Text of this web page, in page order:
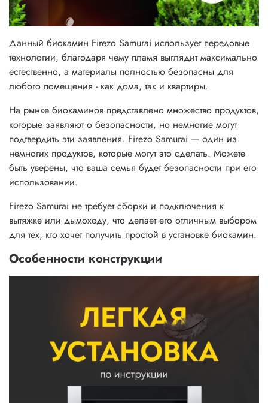
Данный биокамин Firezo Samurai использует передовые
технологии, благодаря чему пламя выглядит максимально
естественно, а материалы полностью безопасны для
любого помещения - как дома, так и квартиры.
На рынке биокаминов представлено множество продуктов,
которые заявляют о безопасности, но немногие могут
подтвердить эти заявления. Firezo Samurai — один из
немногих продуктов, которые могут это сделать. Можете
быть уверены, что ваша семья будет безопасности при его
использовании.
Firezo Samurai не требует сборки и подключения к
вытяжке или дымоходу, что делает его отличным выбором
для тех, кто хочет получить простой в установке биокамин.
Особенности конструкции